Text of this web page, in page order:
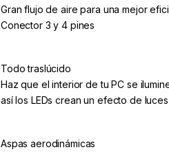
Gran flujo de aire para una mejor
Conector 3 y 4 pines
Todo traslúcido
Haz que el interior de tu PC se
así los LEDs crean un efecto de
Aspas aerodinámicas